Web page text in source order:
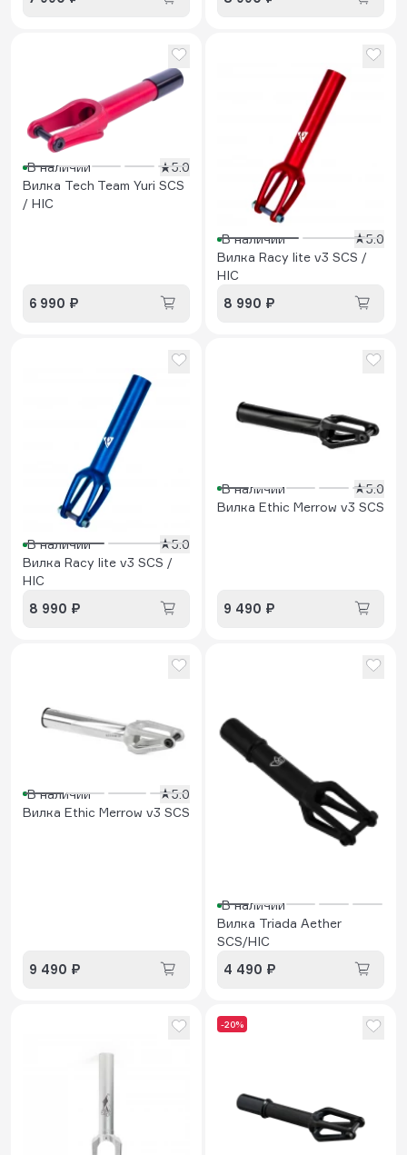
В наличии
5.0
Вилка Tech Team Yuri SCS
/ HIC
6 990 ₽
В наличии
5.0
Вилка Racy lite v3 SCS /
HIC
8 990 ₽
В наличии
5.0
Вилка Racy lite v3 SCS /
HIC
8 990 ₽
В наличии
5.0
Вилка Ethic Merrow v3 SCS
9 490 ₽
В наличии
5.0
Вилка Ethic Merrow v3 SCS
9 490 ₽
В наличии
Вилка Triada Aether
SCS/HIC
4 490 ₽
-20%